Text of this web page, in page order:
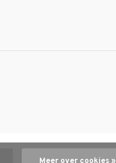
Meer over cookies »